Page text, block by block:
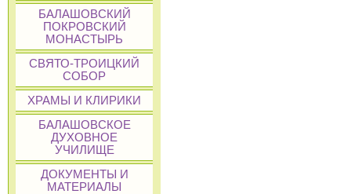
БАЛАШОВСКИЙ
ПОКРОВСКИЙ
МОНАСТЫРЬ
СВЯТО-ТРОИЦКИЙ
СОБОР
ХРАМЫ И КЛИРИКИ
БАЛАШОВСКОЕ
ДУХОВНОЕ
УЧИЛИЩЕ
ДОКУМЕНТЫ И
МАТЕРИАЛЫ